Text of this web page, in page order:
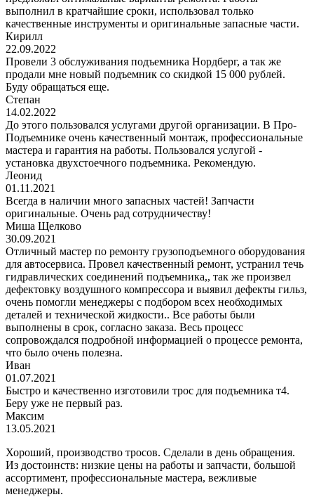
выполнил в кратчайшие сроки, использовал только
качественные инструменты и оригинальные запасные части.
Кирилл
22.09.2022
Провели 3 обслуживания подъемника Нордберг, а так же
продали мне новый подъемник со скидкой 15 000 рублей.
Буду обращаться еще.
Степан
14.02.2022
До этого пользовался услугами другой организации. В Про-
Подъемнике очень качественный монтаж, профессиональные
мастера и гарантия на работы. Пользовался услугой -
установка двухстоечного подъемника. Рекомендую.
Леонид
01.11.2021
Всегда в наличии много запасных частей! Запчасти
оригинальные. Очень рад сотрудничеству!
Миша Щелково
30.09.2021
Отличный мастер по ремонту грузоподъемного оборудования
для автосервиса. Провел качественный ремонт, устранил течь
гидравлических соединений подъемника,, так же произвел
дефектовку воздушного компрессора и выявил дефекты гильз,
очень помогли менеджеры с подбором всех необходимых
деталей и технической жидкости.. Все работы были
выполнены в срок, согласно заказа. Весь процесс
сопровождался подробной информацией о процессе ремонта,
что было очень полезна.
Иван
01.07.2021
Быстро и качественно изготовили трос для подъемника т4.
Беру уже не первый раз.
Максим
13.05.2021
Хороший, производство тросов. Сделали в день обращения.
Из достоинств: низкие цены на работы и запчасти, большой
ассортимент, профессиональные мастера, вежливые
менеджеры.